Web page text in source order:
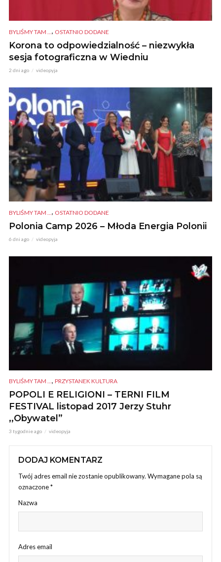
BYLIŚMY TAM ... , OSTATNIO DODANE
Korona to odpowiedzialność – niezwykła
sesja fotograficzna w Wiedniu
2 dni ago videopyja
BYLIŚMY TAM ... , OSTATNIO DODANE
Polonia Camp 2026 – Młoda Energia Polonii
6 dni ago videopyja
BYLIŚMY TAM ..., PRZYSTANEK KULTURA
POPOLI E RELIGIONI – TERNI FILM
FESTIVAL listopad 2017 Jerzy Stuhr
,,Obywatel”
3 tygodnie ago videopyja
DODAJ KOMENTARZ
Twój adres email nie zostanie opublikowany. Wymagane pola są
oznaczone*
Nazwa
Adres email